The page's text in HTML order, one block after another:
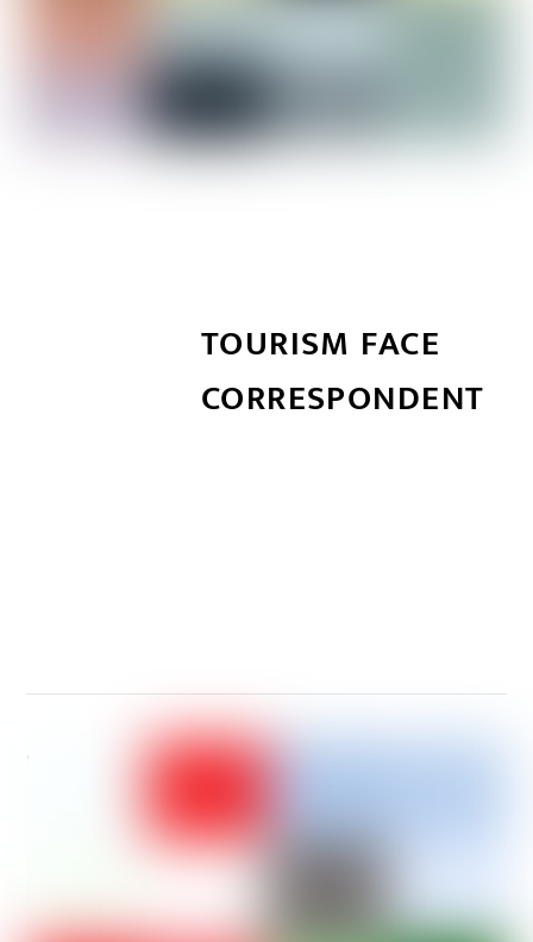
TOURISM FACE
CORRESPONDENT
,